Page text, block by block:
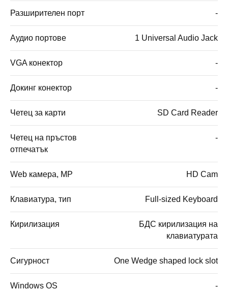
Разширителен порт -
Аудио портове 1 Universal Audio Jack
VGA конектор -
Докинг конектор -
Четец за карти SD Card Reader
Четец на пръстов
отпечатък
-
Web камера, MP HD Cam
Клавиатура, тип Full-sized Keyboard
Кирилизация
БДС кирилизация на
клавиатурата
Сигурност One Wedge shaped lock slot
Windows OS -